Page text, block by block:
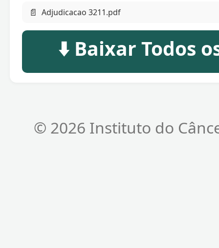
📄 Adjudicacao 3211.pdf
⬇️ Baixar Todos
© 2026 Instituto do